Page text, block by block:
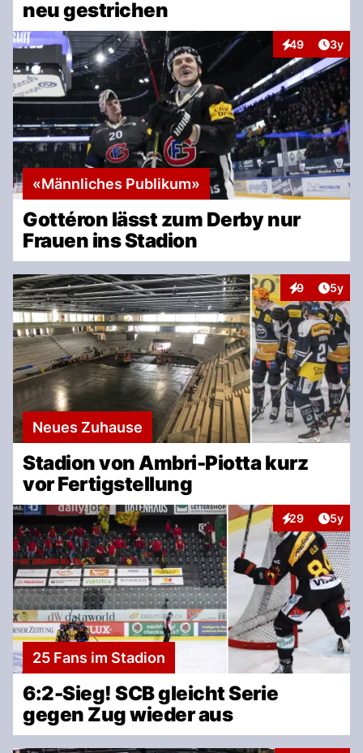
neu gestrichen
49
Interaktionen
3y
«Männliches Publikum»
Gottéron lässt zum Derby nur
Frauen ins Stadion
9
Interaktionen
5y
Neues Zuhause
Stadion von Ambri-Piotta kurz
vor Fertigstellung
29
Interaktionen
5y
25 Fans im Stadion
6:2-Sieg! SCB gleicht Serie
gegen Zug wieder aus